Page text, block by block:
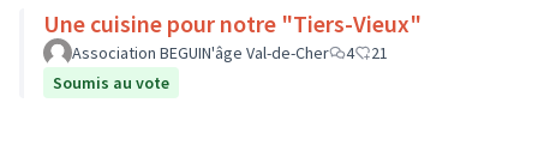
Une cuisine pour notre "Tiers-Vieux"
Association BEGUIN'âge Val-de-Cher 4
21
Soumis au vote